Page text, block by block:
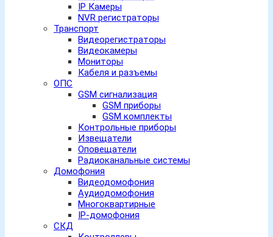
IP Камеры
NVR регистраторы
Транспорт
Видеорегистраторы
Видеокамеры
Мониторы
Кабеля и разъемы
ОПС
GSM сигнализация
GSM приборы
GSM комплекты
Контрольные приборы
Извещатели
Оповещатели
Радиоканальные системы
Домофония
Видеодомофония
Аудиодомофония
Многоквартирные
IP-домофония
СКД